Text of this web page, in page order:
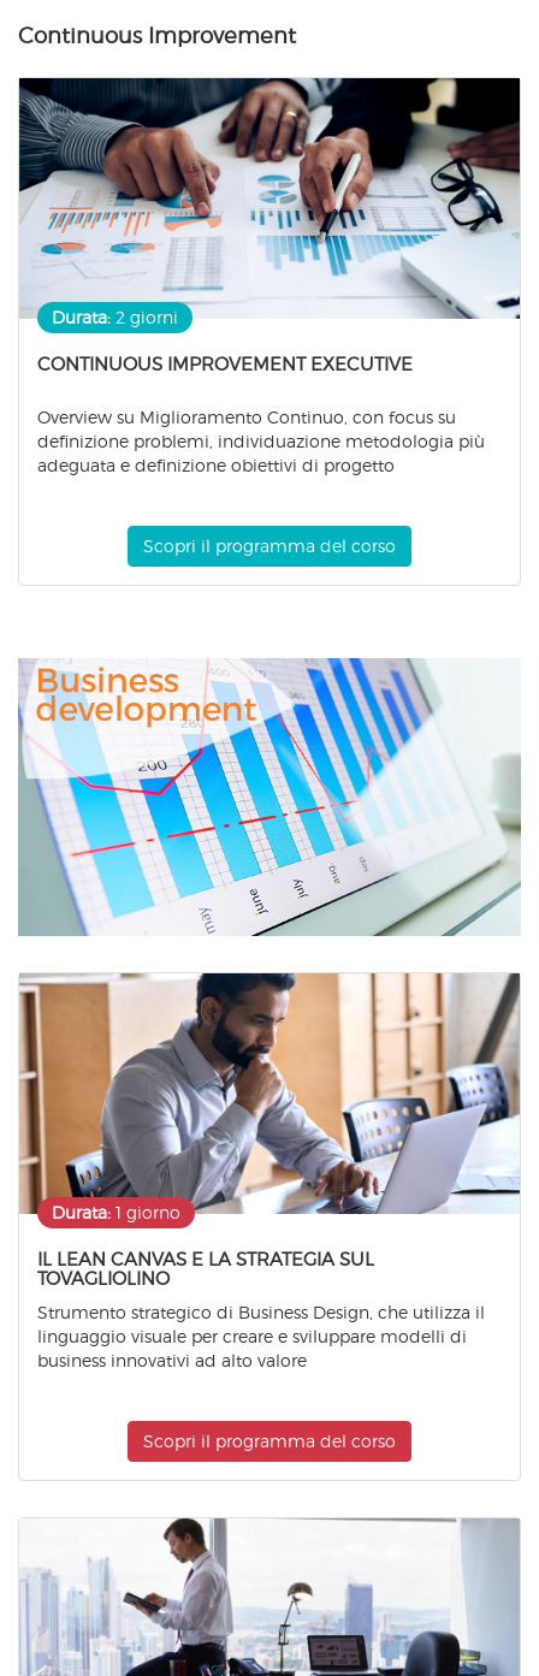
Continuous Improvement
Durata: 2 giorni
CONTINUOUS IMPROVEMENT EXECUTIVE
Overview su Miglioramento Continuo, con focus su
definizione problemi, individuazione metodologia più
adeguata e definizione obiettivi di progetto
Scopri il programma del corso
Development
&
Strategy
Durata: 1 giorno
IL LEAN CANVAS E LA STRATEGIA SUL
TOVAGLIOLINO
Strumento strategico di Business Design, che utilizza il
linguaggio visuale per creare e sviluppare modelli di
business innovativi ad alto valore
Scopri il programma del corso